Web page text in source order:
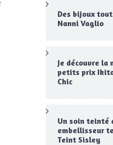
Des bijoux
Nanni Vaglio
Je découvre la
petits prix
Chic
Un soin teinté
embellisseur
Teint Sisley